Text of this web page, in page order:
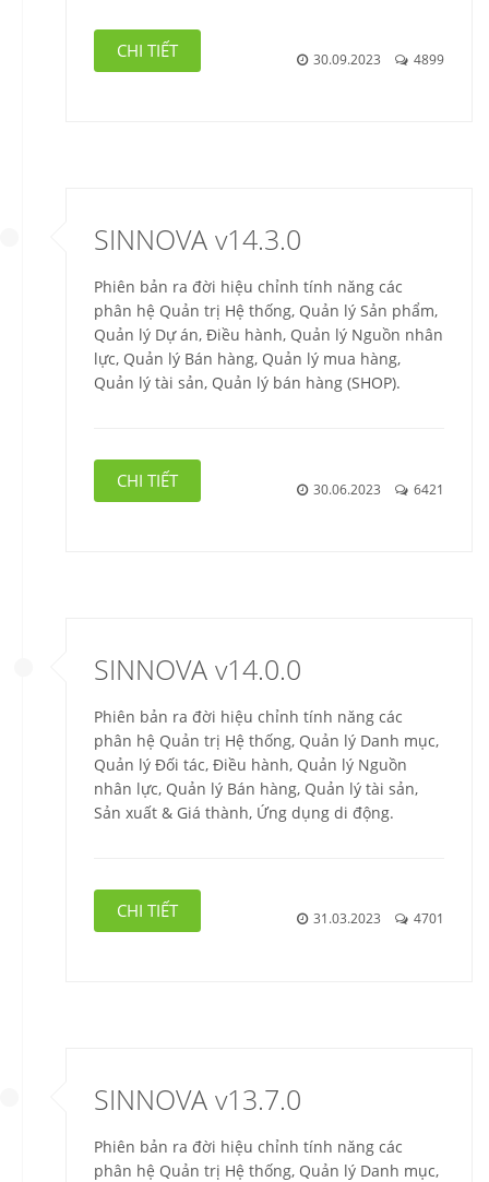
CHI TIẾT 30.09.2023 4899
SINNOVA v14.3.0
Phiên bản ra đời hiệu chỉnh tính năng các
phân hệ Quản trị Hệ thống, Quản lý Sản phẩm,
Quản lý Dự án, Điều hành, Quản lý Nguồn nhân
lực, Quản lý Bán hàng, Quản lý mua hàng,
Quản lý tài sản, Quản lý bán hàng (SHOP).
CHI TIẾT 30.06.2023 6421
SINNOVA v14.0.0
Phiên bản ra đời hiệu chỉnh tính năng các
phân hệ Quản trị Hệ thống, Quản lý Danh mục,
Quản lý Đối tác, Điều hành, Quản lý Nguồn
nhân lực, Quản lý Bán hàng, Quản lý tài sản,
Sản xuất & Giá thành, Ứng dụng di động.
CHI TIẾT 31.03.2023 4701
SINNOVA v13.7.0
Phiên bản ra đời hiệu chỉnh tính năng các
phân hệ Quản trị Hệ thống, Quản lý Danh mục,